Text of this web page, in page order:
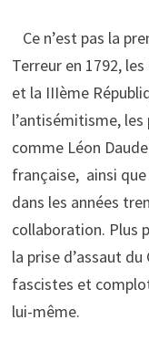
Ce n’est pas la
Terreur en 1792,
et la IIIème
l’antisémitisme,
comme Léon
française, ainsi
dans les années
collaboration. Plus
la prise d’assaut
fascistes et
lui-même.